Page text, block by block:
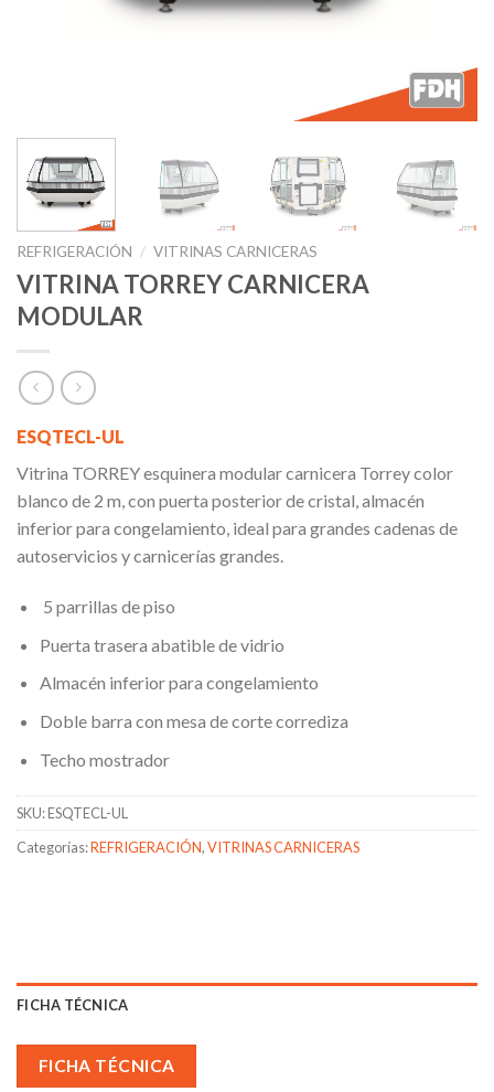
REFRIGERACIÓN / VITRINAS CARNICERAS
VITRINA TORREY CARNICERA
MODULAR
ESQTECL-UL
Vitrina TORREY esquinera modular carnicera Torrey color
blanco de 2 m, con puerta posterior de cristal, almacén
inferior para congelamiento, ideal para grandes cadenas de
autoservicios y carnicerías grandes.
5 parrillas de piso
Puerta trasera abatible de vidrio
Almacén inferior para congelamiento
Doble barra con mesa de corte corrediza
Techo mostrador
SKU:ESQTECL-UL
Categorías:REFRIGERACIÓN,VITRINAS CARNICERAS
FICHA TÉCNICA
FICHA TÉCNICA